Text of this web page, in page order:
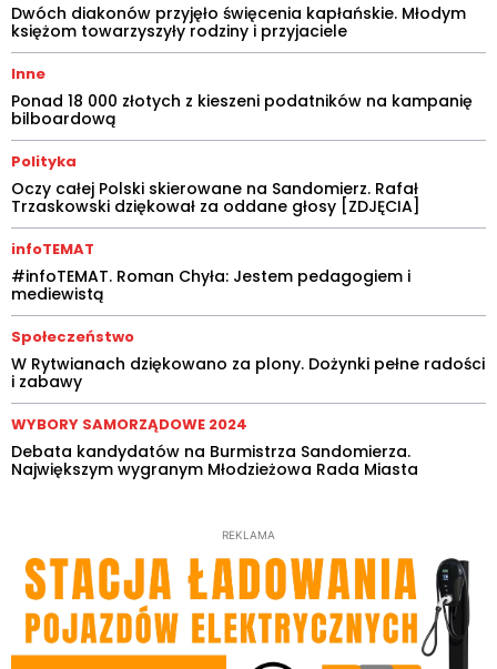
Dwóch diakonów przyjęło święcenia kapłańskie. Młodym
księżom towarzyszyły rodziny i przyjaciele
Inne
Ponad 18 000 złotych z kieszeni podatników na kampanię
bilboardową
Polityka
Oczy całej Polski skierowane na Sandomierz. Rafał
Trzaskowski dziękował za oddane głosy [ZDJĘCIA]
infoTEMAT
#infoTEMAT. Roman Chyła: Jestem pedagogiem i
mediewistą
Społeczeństwo
W Rytwianach dziękowano za plony. Dożynki pełne radości
i zabawy
WYBORY SAMORZĄDOWE 2024
Debata kandydatów na Burmistrza Sandomierza.
Największym wygranym Młodzieżowa Rada Miasta
REKLAMA